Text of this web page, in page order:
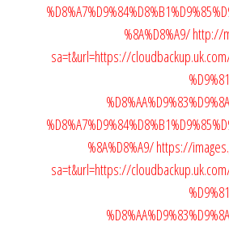
%8A%D8%A9/http://
sa=t&url=https://
%8A%D8%A9/https://
sa=t&url=https://